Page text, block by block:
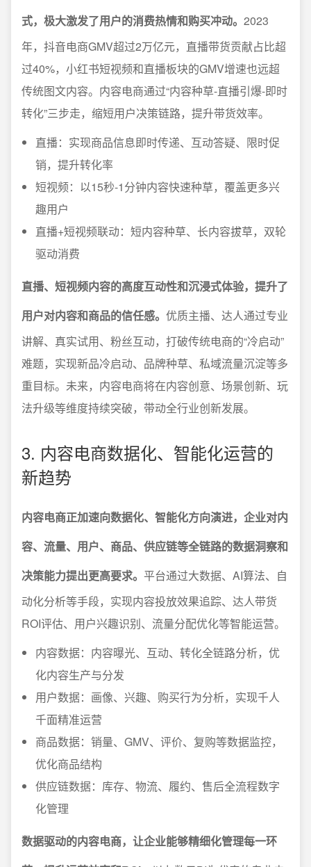
式，极大激发了用户的消费热情和购买冲动。 2023
年，抖音电商GMV超过2万亿元，直播带货贡献占比超
过40%，小红书短视频和直播板块的GMV增速也远超
传统图文内容。内容电商通过“内容种草-直播引爆-即时
转化”三步走，缩短用户决策链路，提升带货效率。
直播：实现商品信息即时传递、互动答疑、限时促
销，提升转化率
短视频：以15秒-1分钟内容快速种草，覆盖更多兴
趣用户
直播+短视频联动：短内容种草、长内容拔草，双轮
驱动消费
直播、短视频内容的高度互动性和沉浸式体验，提升了
用户对内容和商品的信任感。 优质主播、达人通过专业
讲解、真实试用、粉丝互动，打破传统电商的“冷启动”
难题，实现新品冷启动、品牌种草、私域流量沉淀等多
重目标。未来，内容电商将在内容创意、场景创新、玩
法升级等维度持续突破，带动全行业创新发展。
3. 内容电商数据化、智能化运营的
新趋势
内容电商正加速向数据化、智能化方向演进，企业对内
容、流量、用户、商品、供应链等全链路的数据洞察和
决策能力提出更高要求。 平台通过大数据、AI算法、自
动化分析等手段，实现内容投放效果追踪、达人带货
ROI评估、用户兴趣识别、流量分配优化等智能运营。
内容数据：内容曝光、互动、转化全链路分析，优
化内容生产与分发
用户数据：画像、兴趣、购买行为分析，实现千人
千面精准运营
商品数据：销量、GMV、评价、复购等数据监控，
优化商品结构
供应链数据：库存、物流、履约、售后全流程数字
化管理
数据驱动的内容电商，让企业能够精细化管理每一环